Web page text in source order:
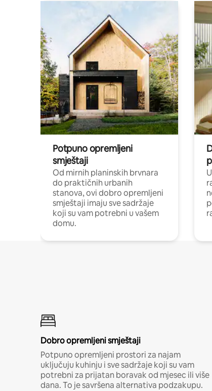
Potpuno opremljeni
smještaji
Od mirnih planinskih brvnara
do praktičnih urbanih
stanova, ovi dobro opremljeni
smještaji imaju sve sadržaje
koji su vam potrebni u vašem
domu.
Dobro opremljeni smještaji
Potpuno opremljeni prostori za najam
uključuju kuhinju i sve sadržaje koji su vam
potrebni za prijatan boravak od mjesec ili više
dana. To je savršena alternativa podzakupu.